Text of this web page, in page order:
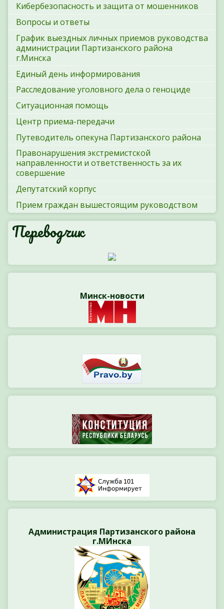
Кибербезопасность и защита от мошенников
Вопросы и ответы
График выездных личных приемов руководства
администрации Партизанского района
г.Минска
Единый день информирования
Расследование уголовного дела о геноциде
Ситуационная помощь
Центр приема-передачи
Путеводитель опекуна Партизанского района
Правонарушения экстремистской
направленности и ответственность за их
совершение
Депутатский корпус
Прием граждан вышестоящим руководством
Переводчик
Минск-новости
Администрация Партизанского района
г.МИнска